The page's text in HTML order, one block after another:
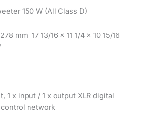
150 W (All Class D)
mm, 17 13/16 x 11 1/4 x 10 15/16
1 x input / 1 x output XLR digital
control network